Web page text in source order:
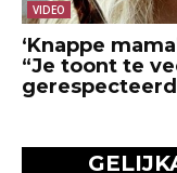
VIDEO
‘Knappe
“Je toont te